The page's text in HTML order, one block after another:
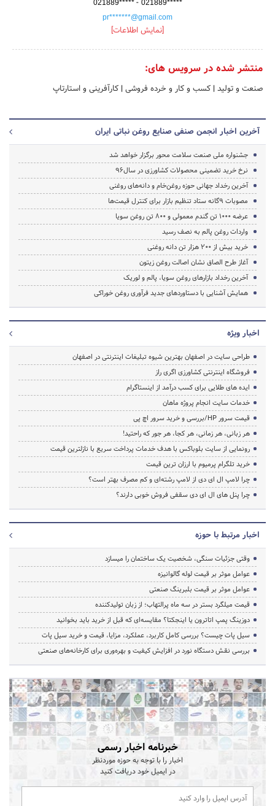
021889***** - 021889*****
pr*******@gmail.com
[نمایش اطلاعات]
منتشر شده در سرویس های:
صنعت و تولید | کسب و کار و خرده فروشی | کارآفرینی و استارتاپ
آخرین اخبار انجمن صنفی صنایع روغن نباتی ایران
جشنواره ملی صنعت سلامت محور برگزار خواهد شد
نرخ خرید تضمینی محصولات کشاورزی در سال۹۶
آخرین رخداد جهانی حوزه روغن‌خام و دانه‌های روغنی
مصوبات ۹گانه ستاد تنظیم بازار برای کنترل قیمت‌ها
عرضه ۱۰۰۰ تن گندم معمولی و ۸۰۰ تن روغن سویا
واردات روغن پالم به نصف رسید
خرید بیش از ۲۰۰ هزار تن دانه روغنی
آغاز طرح الصاق نشان اصالت روغن زیتون
آخرین رخداد بازارهای روغن سویا، پالم و لوریک
همایش آشنایی با دستاوردهای جدید فرآوری روغن خوراکی
اخبار ویژه
طراحی سایت در اصفهان بهترین شیوه تبلیغات اینترنتی در اصفهان
فروشگاه اینترنتی کشاورزی اگری راز
ایده های طلایی برای کسب درآمد از اینستاگرام
خدمات سایت انجام پروژه ماهان
قیمت سرور HP/بررسی و خرید سرور اچ پی
هر زبانی، هر زمانی، هر کجا، هر جور که راحتید!
رونمایی از سایت بلوباکس با هدف خدمات پرداخت سریع با نازلترین قیمت
خرید تلگرام پرمیوم با ارزان ترین قیمت
چرا لامپ ال ای دی از لامپ رشته‌ای و کم مصرف بهتر است؟
چرا پنل های ال ای دی سقفی فروش خوبی دارند؟
اخبار مرتبط با حوزه
وقتی جزئیات سنگی، شخصیت یک ساختمان را میسازد
عوامل موثر بر قیمت لوله گالوانیزه
عوامل موثر بر قیمت بلبرینگ صنعتی
قیمت میلگرد بستر در سه ماه پرالتهاب؛ از زبان تولیدکننده
دوزینگ پمپ اتاترون یا اینجکتا؟ مقایسه‌ای که قبل از خرید باید بخوانید
سیل پات چیست؟ بررسی کامل کاربرد، عملکرد، مزایا، قیمت و خرید سیل پات
بررسی نقش دستگاه نورد در افزایش کیفیت و بهره‌وری برای کارخانه‌های صنعتی
خبرنامه اخبار رسمی
اخبار را با توجه به حوزه موردنظر
در ایمیل خود دریافت کنید